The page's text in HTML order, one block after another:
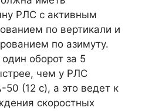
РЛС с активным
по вертикали и
по азимуту.
оборот за 5
чем у РЛС
(12 с), а это ведет к
скоростных